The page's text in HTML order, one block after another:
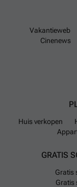
Vakantieweb
Cinenews
Huis verkopen
GRATIS
Gratis
Gratis